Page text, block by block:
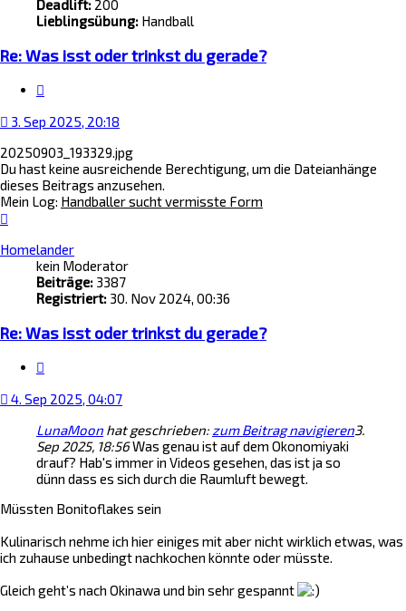
Deadlift: 200
Lieblingsübung: Handball
Re: Was isst oder trinkst du gerade?
3. Sep 2025, 20:18
20250903_193329.jpg
Du hast keine ausreichende Berechtigung, um die Dateianhänge
dieses Beitrags anzusehen.
Mein Log: Handballer sucht vermisste Form
Homelander
kein Moderator
Beiträge: 3387
Registriert: 30. Nov 2024, 00:36
Re: Was isst oder trinkst du gerade?
4. Sep 2025, 04:07
LunaMoon hat geschrieben: zum Beitrag navigieren3.
Sep 2025, 18:56Was genau ist auf dem Okonomiyaki
drauf? Hab's immer in Videos gesehen, das ist ja so
dünn dass es sich durch die Raumluft bewegt.
Müssten Bonitoflakes sein
Kulinarisch nehme ich hier einiges mit aber nicht wirklich etwas, was
ich zuhause unbedingt nachkochen könnte oder müsste.
Gleich geht’s nach Okinawa und bin sehr gespannt